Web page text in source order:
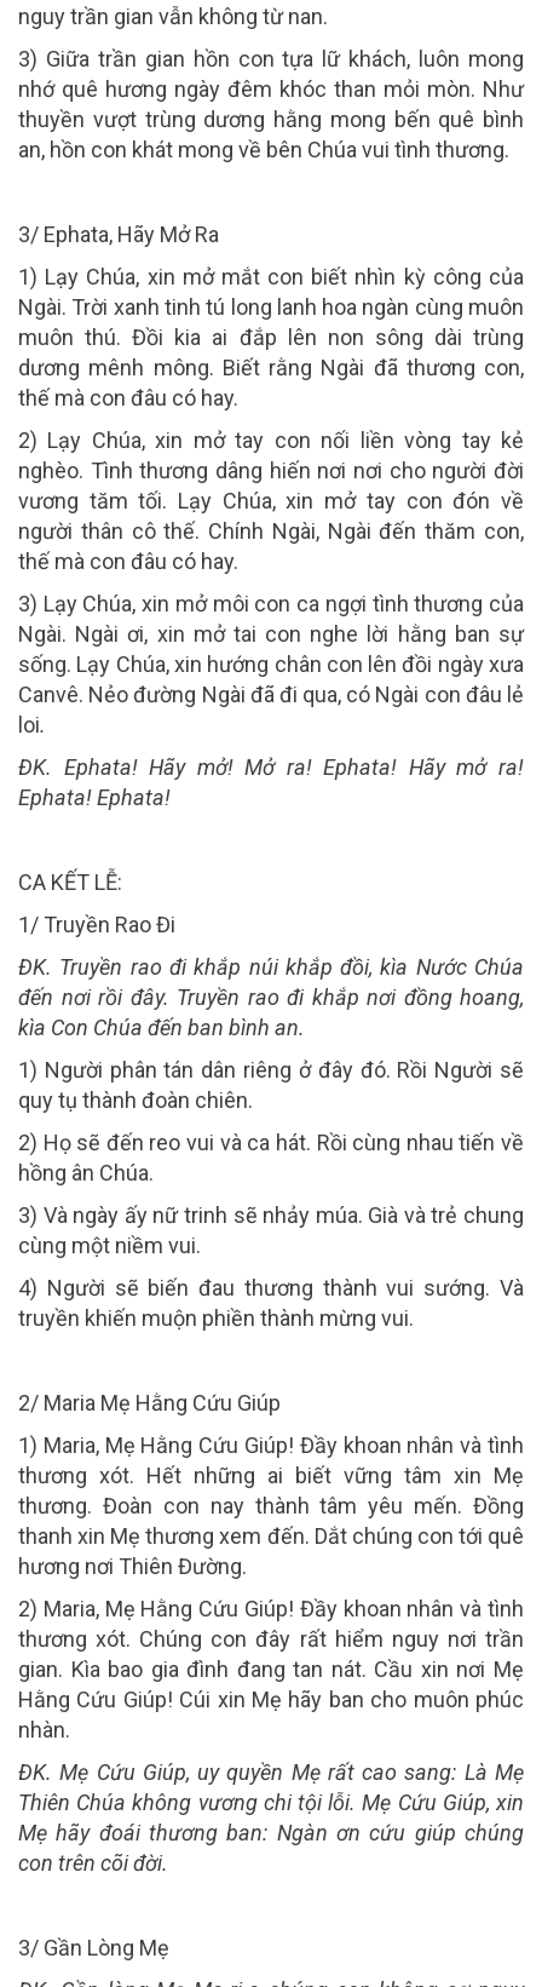
nguy trần gian vẫn không từ nan.
3) Giữa trần gian hồn con tựa lữ khách, luôn mong
nhớ quê hương ngày đêm khóc than mỏi mòn. Như
thuyền vượt trùng dương hằng mong bến quê bình
an, hồn con khát mong về bên Chúa vui tình thương.
3/ Ephata, Hãy Mở Ra
1) Lạy Chúa, xin mở mắt con biết nhìn kỳ công của
Ngài. Trời xanh tinh tú long lanh hoa ngàn cùng muôn
muôn thú. Đồi kia ai đắp lên non sông dài trùng
dương mênh mông. Biết rằng Ngài đã thương con,
thế mà con đâu có hay.
2) Lạy Chúa, xin mở tay con nối liền vòng tay kẻ
nghèo. Tình thương dâng hiến nơi nơi cho người đời
vương tăm tối. Lạy Chúa, xin mở tay con đón về
người thân cô thế. Chính Ngài, Ngài đến thăm con,
thế mà con đâu có hay.
3) Lạy Chúa, xin mở môi con ca ngợi tình thương của
Ngài. Ngài ơi, xin mở tai con nghe lời hằng ban sự
sống. Lạy Chúa, xin hướng chân con lên đồi ngày xưa
Canvê. Nẻo đường Ngài đã đi qua, có Ngài con đâu lẻ
loi.
ĐK. Ephata! Hãy mở! Mở ra! Ephata! Hãy mở ra!
Ephata! Ephata!
CA KẾT LỄ:
1/ Truyền Rao Đi
ĐK. Truyền rao đi khắp núi khắp đồi, kìa Nước Chúa
đến nơi rồi đây. Truyền rao đi khắp nơi đồng hoang,
kìa Con Chúa đến ban bình an.
1) Người phân tán dân riêng ở đây đó. Rồi Người sẽ
quy tụ thành đoàn chiên.
2) Họ sẽ đến reo vui và ca hát. Rồi cùng nhau tiến về
hồng ân Chúa.
3) Và ngày ấy nữ trinh sẽ nhảy múa. Già và trẻ chung
cùng một niềm vui.
4) Người sẽ biến đau thương thành vui sướng. Và
truyền khiến muộn phiền thành mừng vui.
2/ Maria Mẹ Hằng Cứu Giúp
1) Maria, Mẹ Hằng Cứu Giúp! Đầy khoan nhân và tình
thương xót. Hết những ai biết vững tâm xin Mẹ
thương. Đoàn con nay thành tâm yêu mến. Đồng
thanh xin Mẹ thương xem đến. Dắt chúng con tới quê
hương nơi Thiên Đường.
2) Maria, Mẹ Hằng Cứu Giúp! Đầy khoan nhân và tình
thương xót. Chúng con đây rất hiểm nguy nơi trần
gian. Kìa bao gia đình đang tan nát. Cầu xin nơi Mẹ
Hằng Cứu Giúp! Cúi xin Mẹ hãy ban cho muôn phúc
nhàn.
ĐK. Mẹ Cứu Giúp, uy quyền Mẹ rất cao sang: Là Mẹ
Thiên Chúa không vương chi tội lỗi. Mẹ Cứu Giúp, xin
Mẹ hãy đoái thương ban: Ngàn ơn cứu giúp chúng
con trên cõi đời.
3/ Gần Lòng Mẹ